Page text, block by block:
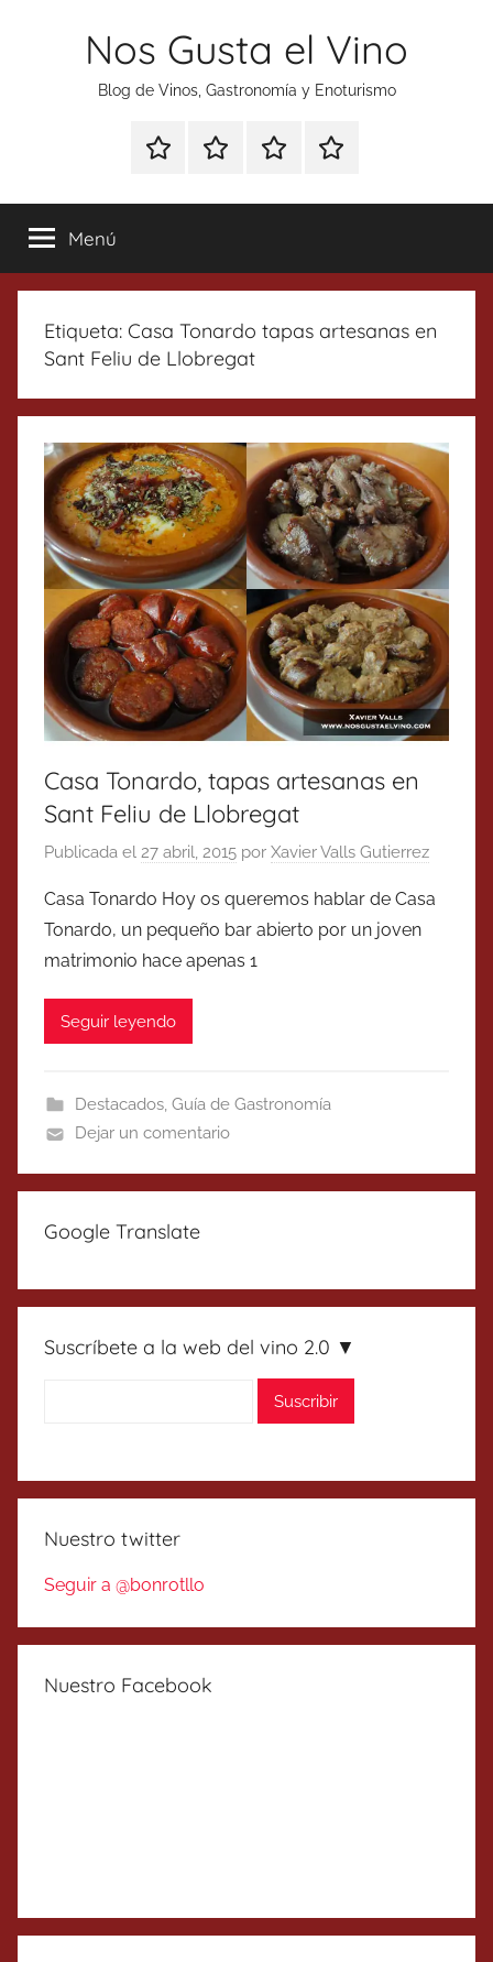
Nos Gusta el Vino
Blog de Vinos, Gastronomía y Enoturismo
Especial
Tonics
Enoturismo
Gastronomía
RankingContacto
Menú
Etiqueta: Casa Tonardo tapas artesanas en
Sant Feliu de Llobregat
Casa Tonardo, tapas artesanas en
Sant Feliu de Llobregat
Publicada el 27 abril, 2015 por Xavier Valls Gutierrez
Casa Tonardo Hoy os queremos hablar de Casa
Tonardo, un pequeño bar abierto por un joven
matrimonio hace apenas 1
Seguir leyendo
Destacados, Guía de Gastronomía
Dejar un comentario
Google Translate
Suscríbete a la web del vino 2.0 ▼
Nuestro twitter
Seguir a @bonrotllo
Nuestro Facebook